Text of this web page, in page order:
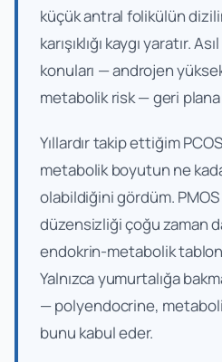
küçük antral folikülün
karışıklığı kaygı yaratır.
konuları — androjen
metabolik risk — geri
Yıllardır takip ettiğim
metabolik boyutun ne
olabildiğini gördüm. PMOS
düzensizliği çoğu zaman
endokrin-metabolik
Yalnızca yumurtalığa
— polyendocrine,
bunu kabul eder.